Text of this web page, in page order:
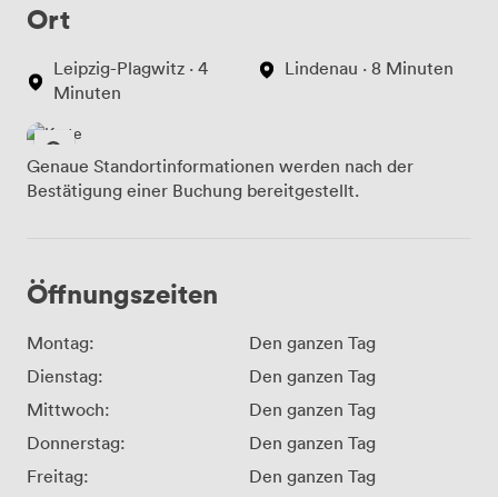
Ort
Leipzig-Plagwitz · 4
Minuten
Lindenau · 8 Minuten
Genaue Standortinformationen werden nach der
Bestätigung einer Buchung bereitgestellt.
Öffnungszeiten
Montag:
Den ganzen Tag
Dienstag:
Den ganzen Tag
Mittwoch:
Den ganzen Tag
Donnerstag:
Den ganzen Tag
Freitag:
Den ganzen Tag